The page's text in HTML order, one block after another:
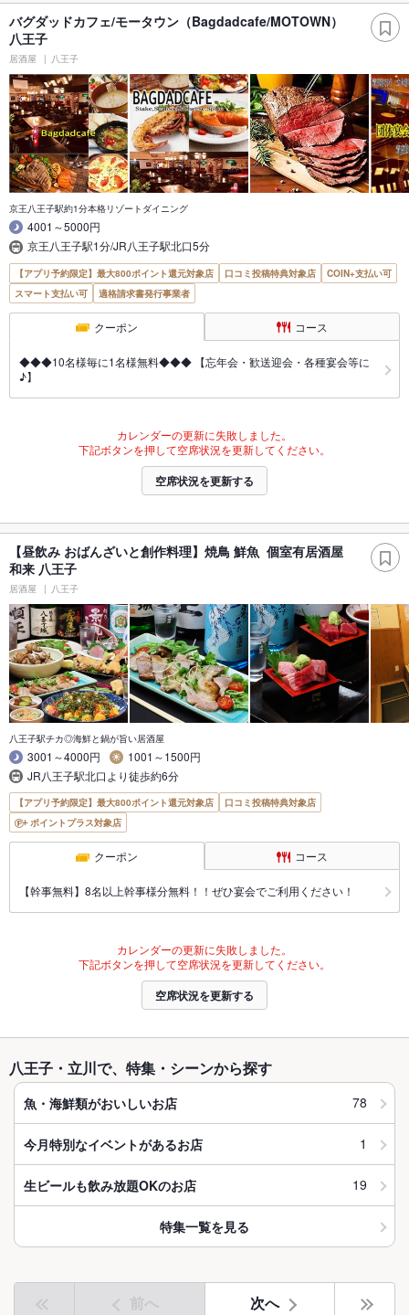
バグダッドカフェ/モータウン（Bagdadcafe/MOTOWN）
八王子
居酒屋 八王子
京王八王子駅約1分本格リゾートダイニング
4001～5000円
京王八王子駅1分/JR八王子駅北口5分
【アプリ予約限定】最大800ポイント還元対象店 口コミ投稿特典対象店
COIN+支払い可
スマート支払い可
適格請求書発行事業者
クーポン コース
◆◆◆10名様毎に1名様無料◆◆◆ 【忘年会・歓送迎会・各種宴会等に
♪】
カレンダーの更新に失敗しました。
下記ボタンを押して空席状況を更新してください。
空席状況を更新する
【昼飲み おばんざいと創作料理】焼鳥 鮮魚 個室有居酒屋
和来 八王子
居酒屋 八王子
八王子駅チカ◎海鮮と鍋が旨い居酒屋
3001～4000円
1001～1500円
JR八王子駅北口より徒歩約6分
【アプリ予約限定】最大800ポイント還元対象店
口コミ投稿特典対象店
ポイントプラス対象店
クーポン コース
【幹事無料】8名以上幹事様分無料！！ぜひ宴会でご利用ください！
カレンダーの更新に失敗しました。
下記ボタンを押して空席状況を更新してください。
空席状況を更新する
八王子・立川で、特集・シーンから探す
魚・海鮮類がおいしいお店 78
今月特別なイベントがあるお店 1
生ビールも飲み放題OKのお店 19
特集一覧を見る
前へ 次へ